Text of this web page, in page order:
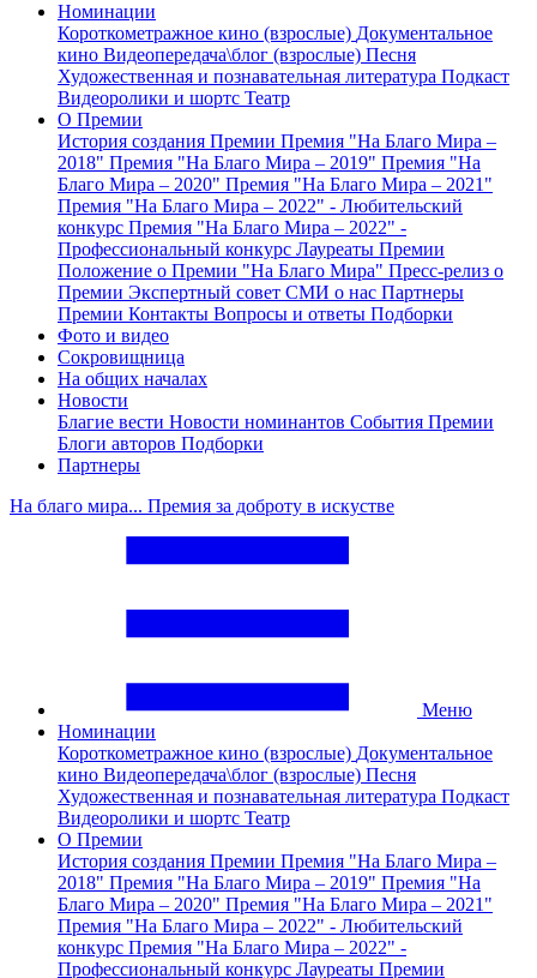
Номинации
Короткометражное кино (взрослые) Документальное
кино Видеопередача\блог (взрослые) Песня
Художественная и познавательная литература Подкаст
Видеоролики и шортс Театр
О Премии
История создания Премии Премия "На Благо Мира –
2018" Премия "На Благо Мира – 2019" Премия "На
Благо Мира – 2020" Премия "На Благо Мира – 2021"
Премия "На Благо Мира – 2022" - Любительский
конкурс Премия "На Благо Мира – 2022" -
Профессиональный конкурс Лауреаты Премии
Положение о Премии "На Благо Мира" Пресс-релиз о
Премии Экспертный совет СМИ о нас Партнеры
Премии Контакты Вопросы и ответы Подборки
Фото и видео
Сокровищница
На общих началах
Новости
Благие вести Новости номинантов События Премии
Блоги авторов Подборки
Партнеры
На благо мира... Премия за доброту в искустве
Меню
Номинации
Короткометражное кино (взрослые) Документальное
кино Видеопередача\блог (взрослые) Песня
Художественная и познавательная литература Подкаст
Видеоролики и шортс Театр
О Премии
История создания Премии Премия "На Благо Мира –
2018" Премия "На Благо Мира – 2019" Премия "На
Благо Мира – 2020" Премия "На Благо Мира – 2021"
Премия "На Благо Мира – 2022" - Любительский
конкурс Премия "На Благо Мира – 2022" -
Профессиональный конкурс Лауреаты Премии